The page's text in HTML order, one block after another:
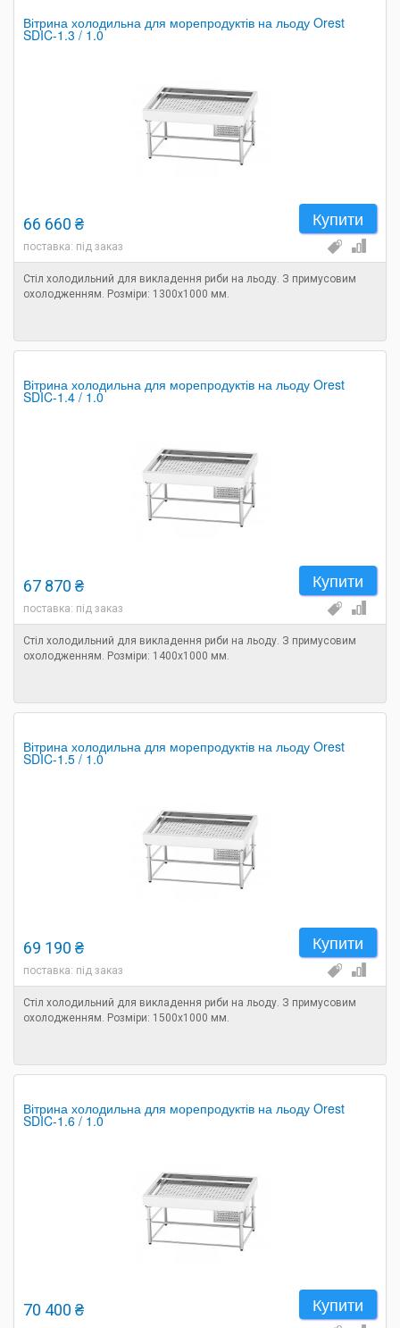
Вітрина холодильна для морепродуктів на льоду Orest
SDIC-1.3 / 1.0
Купити
66 660 ₴
поставка: під заказ
Стіл холодильний для викладення риби на льоду. З примусовим
охолодженням. Розміри: 1300х1000 мм.
Вітрина холодильна для морепродуктів на льоду Orest
SDIC-1.4 / 1.0
Купити
67 870 ₴
поставка: під заказ
Стіл холодильний для викладення риби на льоду. З примусовим
охолодженням. Розміри: 1400х1000 мм.
Вітрина холодильна для морепродуктів на льоду Orest
SDIC-1.5 / 1.0
Купити
69 190 ₴
поставка: під заказ
Стіл холодильний для викладення риби на льоду. З примусовим
охолодженням. Розміри: 1500х1000 мм.
Вітрина холодильна для морепродуктів на льоду Orest
SDIC-1.6 / 1.0
Купити
70 400 ₴